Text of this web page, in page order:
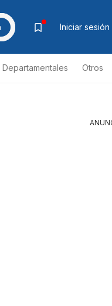
Iniciar sesión
Otros